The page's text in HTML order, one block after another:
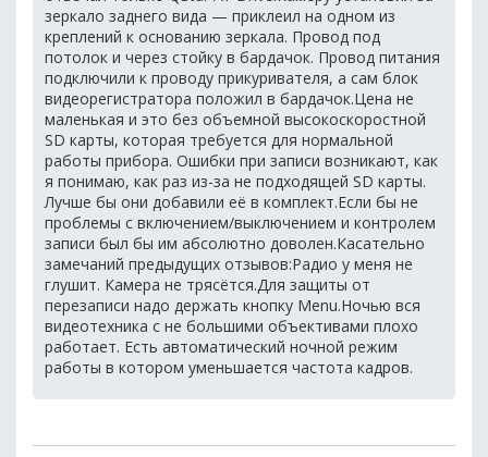
зеркало заднего вида — приклеил на одном из
креплений к основанию зеркала. Провод под
потолок и через стойку в бардачок. Провод питания
подключили к проводу прикуривателя, а сам блок
видеорегистратора положил в бардачок.Цена не
маленькая и это без объемной высокоскоростной
SD карты, которая требуется для нормальной
работы прибора. Ошибки при записи возникают, как
я понимаю, как раз из-за не подходящей SD карты.
Лучше бы они добавили её в комплект.Если бы не
проблемы с включением/выключением и контролем
записи был бы им абсолютно доволен.Касательно
замечаний предыдущих отзывов:Радио у меня не
глушит. Камера не трясётся.Для защиты от
перезаписи надо держать кнопку Menu.Ночью вся
видеотехника с не большими объективами плохо
работает. Есть автоматический ночной режим
работы в котором уменьшается частота кадров.